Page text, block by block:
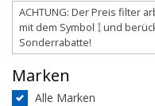
ACHTUNG: Der Preis filter
mit dem Symbol
und
Sonderrabatte!
Marken
Alle Marken